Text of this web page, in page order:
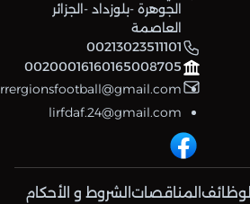
الجوهرة -بلوزداد -الجزائر
العاصمة
00213023511101
00200016160165008705
lirfdaf.24@gmail.com
الوظائف المناقصات الشروط و الأحكام